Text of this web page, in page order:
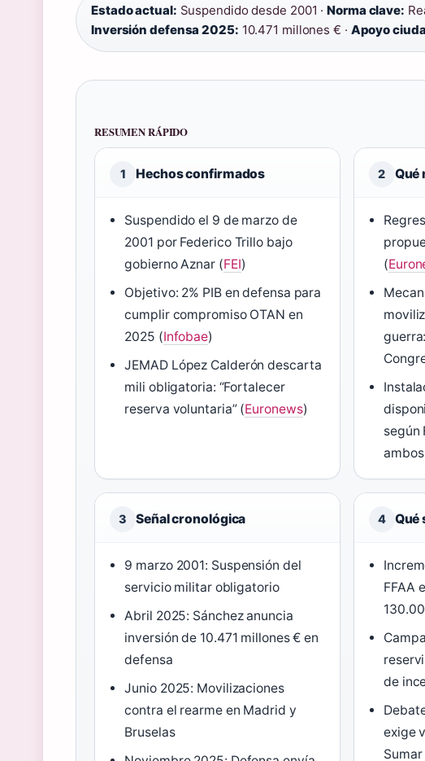
Estado actual: Suspendido desde 2001 ·Norma clave:
Inversión defensa 2025: 10.471 millones € · Apoyo
RESUMEN RÁPIDO
1 Hechos confirmados
Suspendido el 9 de marzo de
2001 por Federico Trillo bajo
gobierno Aznar (FEI)
Objetivo: 2% PIB en defensa para
cumplir compromiso OTAN en
2025 (Infobae)
JEMAD López Calderón descarta
mili obligatoria: “Fortalecer
reserva voluntaria” (Euronews)
2 Qué
(
según
3 Señal cronológica
9 marzo 2001: Suspensión del
servicio militar obligatorio
Abril 2025: Sánchez anuncia
inversión de 10.471 millones € en
defensa
Junio 2025: Movilizaciones
contra el rearme en Madrid y
Bruselas
4 Qué
FFAA
de
exige